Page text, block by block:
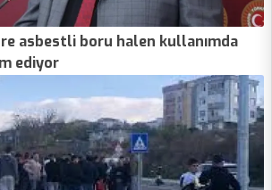
asbestli boru halen kullanımda
ediyor